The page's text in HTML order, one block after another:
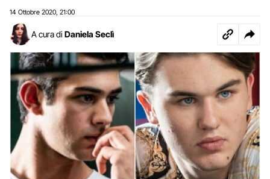
14 Ottobre 2020 21:00
A cura di Daniela Seclì